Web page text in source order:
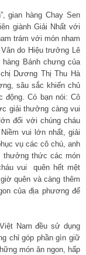
gian hàng Chay Sen
giành Giải Nhất với
trám với món nham
do Hiệu trưởng Lê
Bánh chưng của
Dương Thị Thu Hà
sâu sắc khiến chủ
động. Có bạn nói: Cô
giải thưởng càng vui
đối với chúng cháu
vui lớn nhất, giải
vụ các cô chú, anh
thưởng thức các món
vui quên hết mệt
quên và càng thêm
của địa phương để
Nam đều sử dụng
chỉ góp phần gìn giữ
món ăn ngon, hấp